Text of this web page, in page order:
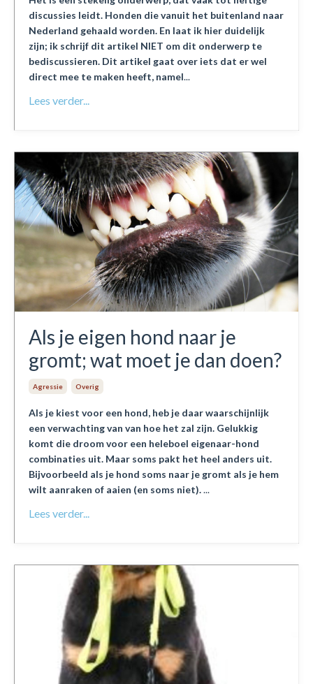
discussies leidt. Honden die vanuit het buitenland naar
Nederland gehaald worden. En laat ik hier duidelijk
zijn; ik schrijf dit artikel NIET om dit onderwerp te
bediscussieren. Dit artikel gaat over iets dat er wel
direct mee te maken heeft, namel...
Lees verder...
Als je eigen hond naar je
gromt; wat moet je dan doen?
Agressie Overig
Als je kiest voor een hond, heb je daar waarschijnlijk
een verwachting van van hoe het zal zijn. Gelukkig
komt die droom voor een heleboel eigenaar-hond
combinaties uit. Maar soms pakt het heel anders uit.
Bijvoorbeeld als je hond soms naar je gromt als je hem
wilt aanraken of aaien (en soms niet)....
Lees verder...